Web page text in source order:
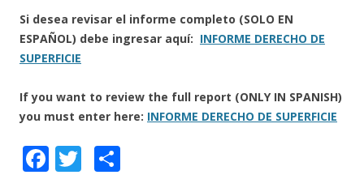
Si desea revisar el informe completo (SOLO EN
ESPAÑOL) debe ingresar aquí: INFORME DERECHO DE
SUPERFICIE
If you want to review the full report (ONLY IN SPANISH)
you must enter here: INFORME DERECHO DE SUPERFICIE
F T